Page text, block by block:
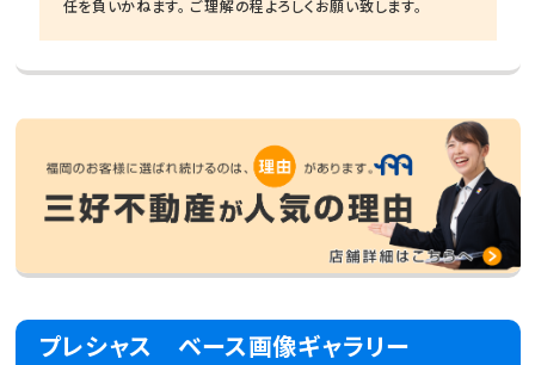
任を負いかねます。 ご理解の程よろしくお願い致します。
プレシャス ベース画像ギャラリー